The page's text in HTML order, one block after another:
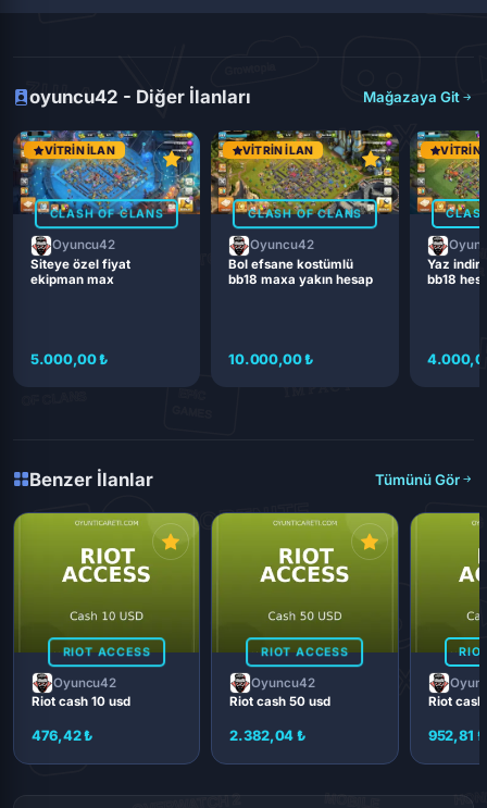
oyuncu42 - Diğer İlanları Mağazaya Git
VITRIN İLAN
CLASH OF CLANS
Oyuncu42
Siteye özel fiyat
ekipman max
5.000,00 ₺
VITRIN İLAN
CLASH OF CLANS
Oyuncu42
Bol efsane kostümlü
bb18 maxa yakın hesap
10.000,00 ₺
VITRIN
Yaz
bb18
Benzer İlanlar Tümünü Gör
RIOT ACCESS
Oyuncu42
Riot cash 10 usd
476,42 ₺
RIOT ACCESS
Oyuncu42
Riot cash 50 usd
2.382,04 ₺
Riot
952,81 ₺